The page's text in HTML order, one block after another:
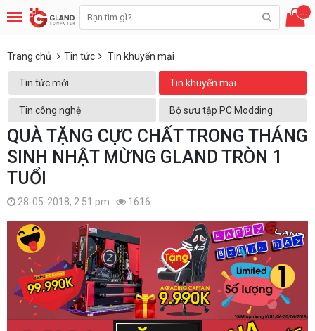
...
Trang chủ Tin tức Tin khuyến mại
Tin tức mới Tin khuyến mại
Tin công nghệ Bộ sưu tập PC Modding
QUÀ TẶNG CỰC CHẤT TRONG THÁNG
SINH NHẬT MỪNG GLAND TRÒN 1
TUỔI
28-05-2018, 2:51 pm 1616